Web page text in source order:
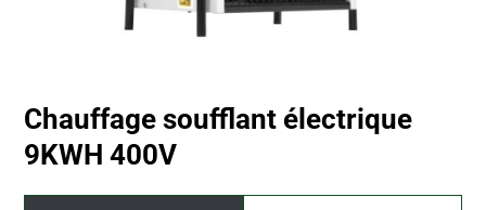
Chauffage soufflant électrique
9KWH 400V